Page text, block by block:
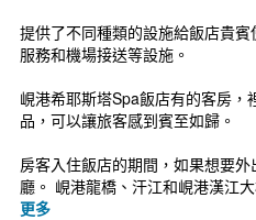
提供了不同種類的設施給飯店貴
服務和機場接送等設施。
峴港希耶斯塔Spa飯店有的客房，
品，可以讓旅客感到賓至如歸。
房客入住飯店的期間，如果想要
廳。 峴港龍橋、汗江和峴港漢江
更多